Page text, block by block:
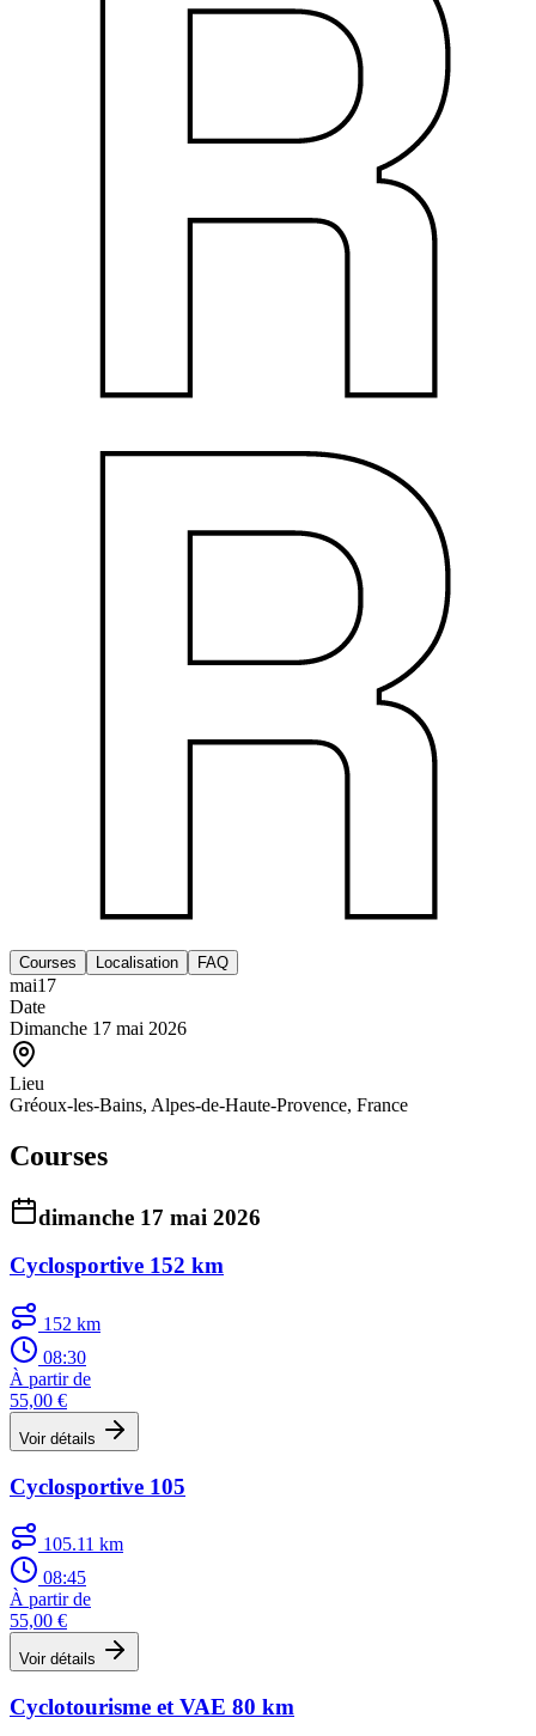
Courses Localisation FAQ
mai17
Date
Dimanche 17 mai 2026
Lieu
Gréoux-les-Bains, Alpes-de-Haute-Provence, France
Courses
dimanche 17 mai 2026
Cyclosportive 152 km
152 km
08:30
À partir de
55,00 €
Voir détails
Cyclosportive 105
105.11 km
08:45
À partir de
55,00 €
Voir détails
Cyclotourisme et VAE 80 km